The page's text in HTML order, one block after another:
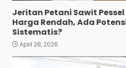
Jeritan Petani Sawit
Harga Rendah, Ada
Sistematis?
April 28, 2026